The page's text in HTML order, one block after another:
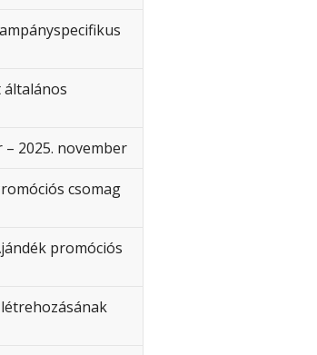
2025. november
csomag
promóciós